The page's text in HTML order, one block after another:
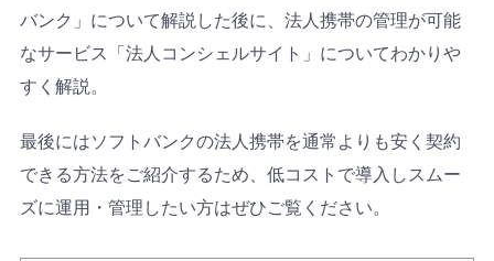
バンク」について解説した後に、法人携帯の管理が可能
なサービス「法人コンシェルサイト」についてわかりや
すく解説。
最後にはソフトバンクの法人携帯を通常よりも安く契約
できる方法をご紹介するため、低コストで導入しスムー
ズに運用・管理したい方はぜひご覧ください。